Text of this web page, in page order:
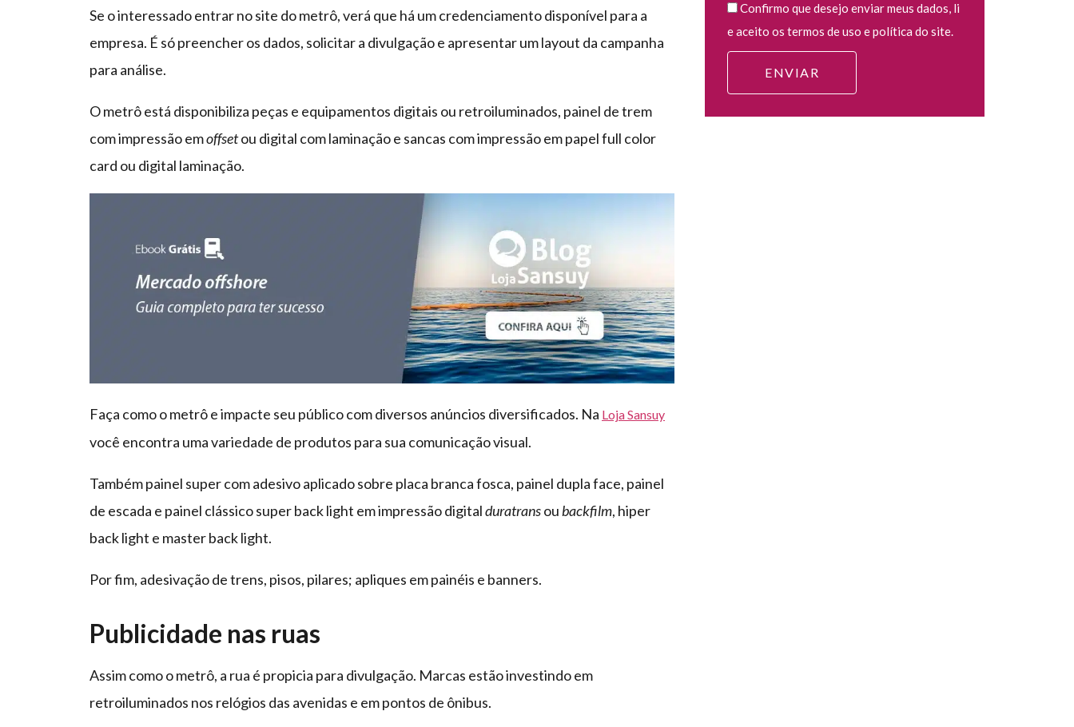
Se o interessado entrar no site do metrô, verá que há um credenciamento disponível para a
empresa. É só preencher os dados, solicitar a divulgação e apresentar um layout da campanha
para análise.
O metrô está disponibiliza peças e equipamentos digitais ou retroiluminados, painel de trem
com impressão emoffsetou digital com laminação e sancas com impressão em papel full color
card ou digital laminação.
Faça como o metrô e impacte seu público com diversos anúncios diversificados. Na Loja Sansuy
você encontra uma variedade de produtos para sua comunicação visual.
Também painel super com adesivo aplicado sobre placa branca fosca, painel dupla face, painel
de escada e painel clássico super back light em impressão digitalduratransou backfilm, hiper
back light e master back light.
Por fim, adesivação de trens, pisos, pilares; apliques em painéis e banners.
Publicidade nas ruas
Assim como o metrô, a rua é propicia para divulgação. Marcas estão investindo em
retroiluminados nos relógios das avenidas e em pontos de ônibus.
Confirmo que desejo enviar meus dados, li
e aceito os termos de uso e política do site.